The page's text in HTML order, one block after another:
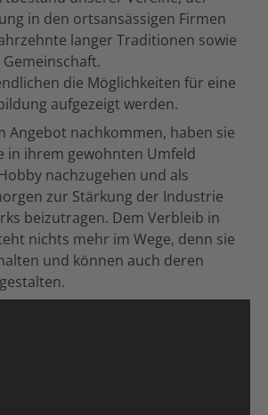
in den ortsansässigen Firmen
langer Traditionen sowie
die Möglichkeiten für eine
aufgezeigt werden.
Angebot nachkommen, haben sie
in ihrem gewohnten Umfeld
nachzugehen und als
zur Stärkung der Industrie
beizutragen. Dem Verbleib in
nichts mehr im Wege, denn sie
und können auch deren